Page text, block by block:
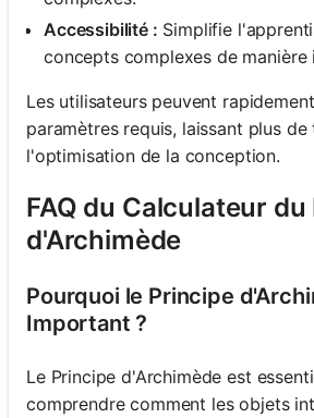
Accessibilité : Simplifie
concepts complexes de manière
Les utilisateurs peuvent
paramètres requis, laissant plus
l'optimisation de la conception.
FAQ du Calculateur
d'Archimède
Pourquoi le Principe
Important ?
Le Principe d'Archimède est
comprendre comment les objets